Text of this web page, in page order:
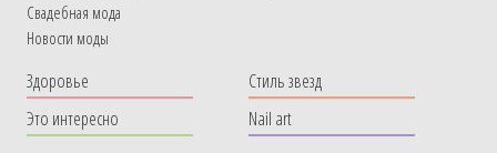
Свадебная мода
Новости моды
Здоровье
Это интересно
Стиль звезд
Nail art